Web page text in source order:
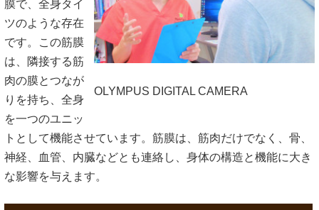
OLYMPUS DIGITAL CAMERA
膜で、全身タイ
ツのような存在
です。この筋膜
は、隣接する筋
肉の膜とつなが
りを持ち、全身
を一つのユニッ
トとして機能させています。筋膜は、筋肉だけでなく、骨、
神経、血管、内臓などとも連絡し、身体の構造と機能に大き
な影響を与えます。